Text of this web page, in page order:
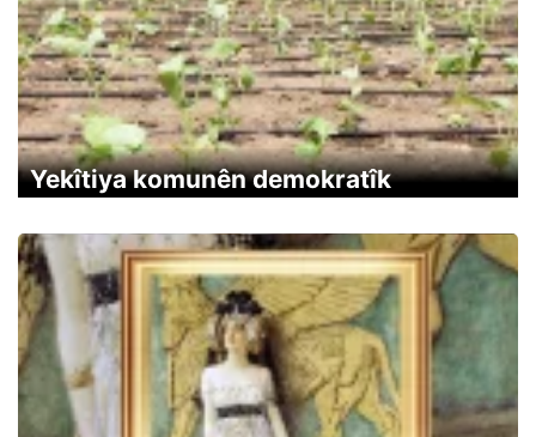
Yekîtiya komunên demokratîk